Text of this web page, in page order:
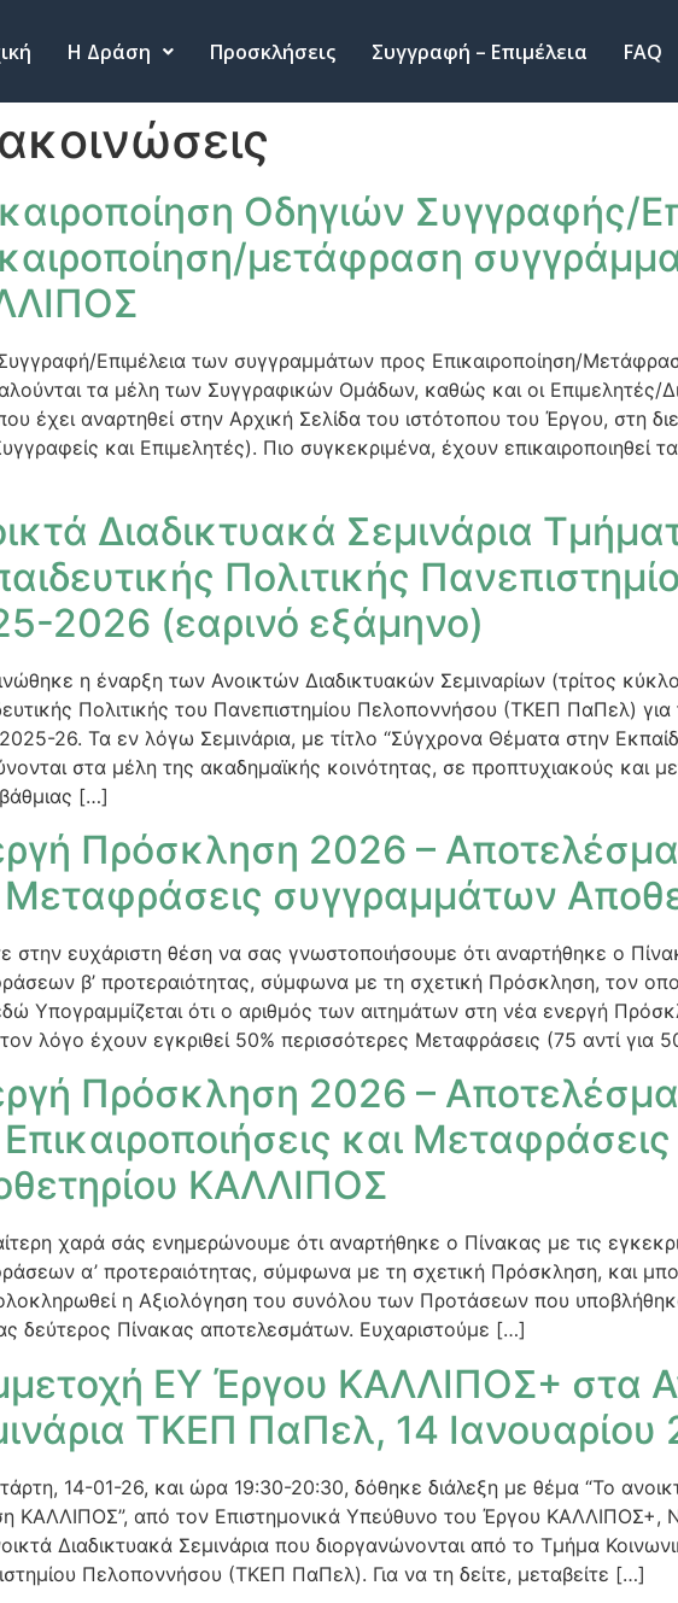
Η Δράση Προσκλήσεις Συγγραφή – Επιμέλεια FAQ
Οδηγιών Συγγραφής/
μετάφραση
Συγγραφή/Επιμέλεια των συγγραμμάτων προς Επικαιροποίηση/
τα μέλη των Συγγραφικών Ομάδων, καθώς και οι Επιμελητές/
έχει αναρτηθεί στην Αρχική Σελίδα του ιστότοπου του Έργου, στη
και Επιμελητές). Πιο συγκεκριμένα, έχουν επικαιροποιηθεί
Διαδικτυακά Σεμινάρια
Πολιτικής
2026 (εαρινό εξάμηνο)
η έναρξη των Ανοικτών Διαδικτυακών Σεμιναρίων (τρίτος
Πολιτικής του Πανεπιστημίου Πελοποννήσου (ΤΚΕΠ ΠαΠελ)
26. Τα εν λόγω Σεμινάρια, με τίτλο “Σύγχρονα Θέματα στην
στα μέλη της ακαδημαϊκής κοινότητας, σε προπτυχιακούς και
[…]
Πρόσκληση 2026 –
Μεταφράσεις συγγραμμάτων
στην ευχάριστη θέση να σας γνωστοποιήσουμε ότι αναρτήθηκε ο
β’ προτεραιότητας, σύμφωνα με τη σχετική Πρόσκληση, τον
Υπογραμμίζεται ότι ο αριθμός των αιτημάτων στη νέα ενεργή
λόγο έχουν εγκριθεί 50% περισσότερες Μεταφράσεις (75 αντί για
Πρόσκληση 2026 –
Επικαιροποιήσεις και
ΚΑΛΛΙΠΟΣ
χαρά σάς ενημερώνουμε ότι αναρτήθηκε ο Πίνακας με τις
α’ προτεραιότητας, σύμφωνα με τη σχετική Πρόσκληση, και
η Αξιολόγηση του συνόλου των Προτάσεων που
δεύτερος Πίνακας αποτελεσμάτων. Ευχαριστούμε […]
ΕΥ Έργου ΚΑΛΛΙΠΟΣ+ στα
ΤΚΕΠ ΠαΠελ, 14 Ιανουαρίου
14-01-26, και ώρα 19:30-20:30, δόθηκε διάλεξη με θέμα “Το
ΚΑΛΛΙΠΟΣ”, από τον Επιστημονικά Υπεύθυνο του Έργου ΚΑΛΛΙΠΟΣ+,
Διαδικτυακά Σεμινάρια που διοργανώνονται από το Τμήμα
Πελοποννήσου (ΤΚΕΠ ΠαΠελ). Για να τη δείτε, μεταβείτε […]